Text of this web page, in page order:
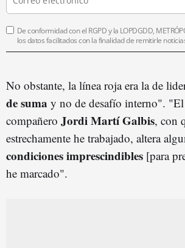
De conformidad con el RGPD y la LOPDGDD,
los datos facilitados con la finalidad de remitirle
No obstante, la línea roja era la de
de suma y no de desafío interno".
compañero Jordi Martí Galbis, con
estrechamente he trabajado, altera
condiciones imprescindibles [para
he marcado".